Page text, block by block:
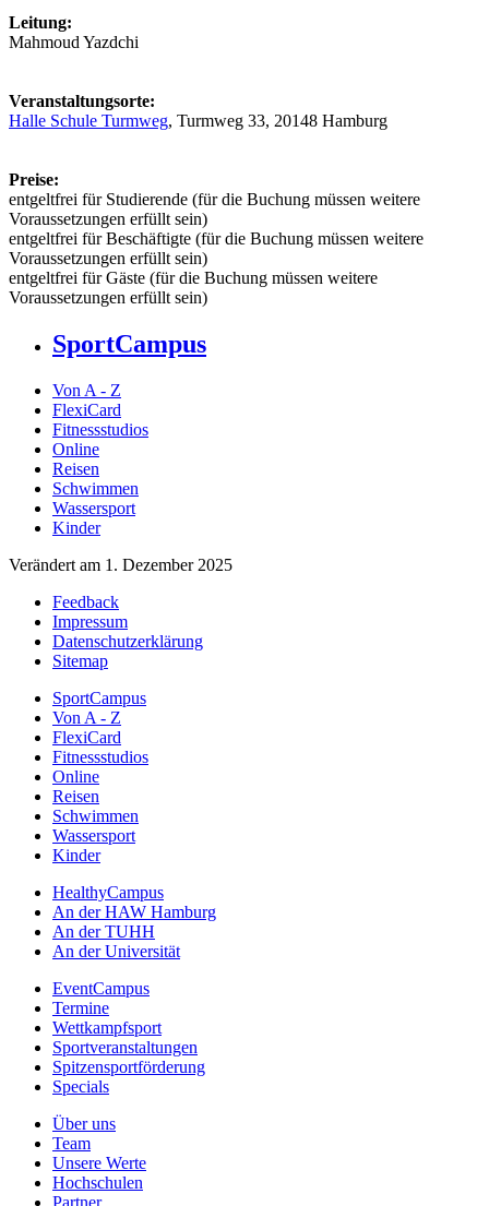
Leitung:
Mahmoud Yazdchi
Veranstaltungsorte:
Halle Schule Turmweg, Turmweg 33, 20148 Hamburg
Preise:
entgeltfrei für Studierende (für die Buchung müssen weitere
Voraussetzungen erfüllt sein)
entgeltfrei für Beschäftigte (für die Buchung müssen weitere
Voraussetzungen erfüllt sein)
entgeltfrei für Gäste (für die Buchung müssen weitere
Voraussetzungen erfüllt sein)
SportCampus
Von A - Z
FlexiCard
Fitnessstudios
Online
Reisen
Schwimmen
Wassersport
Kinder
Verändert am 1. Dezember 2025
Feedback
Impressum
Datenschutzerklärung
Sitemap
SportCampus
Von A - Z
FlexiCard
Fitnessstudios
Online
Reisen
Schwimmen
Wassersport
Kinder
HealthyCampus
An der HAW Hamburg
An der TUHH
An der Universität
EventCampus
Termine
Wettkampfsport
Sportveranstaltungen
Spitzensportförderung
Specials
Über uns
Team
Unsere Werte
Hochschulen
Partner